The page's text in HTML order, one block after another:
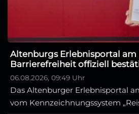
Altenburgs Erlebnisportal am
Barrierefreiheit offiziell
06.08.2026, 09:49 Uhr
Das Altenburger Erlebnisportal
vom Kennzeichnungssystem